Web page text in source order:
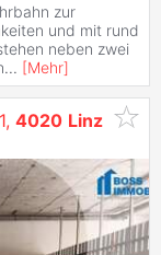
zur
und mit rund
neben zwei
... [Mehr]
4020 Linz